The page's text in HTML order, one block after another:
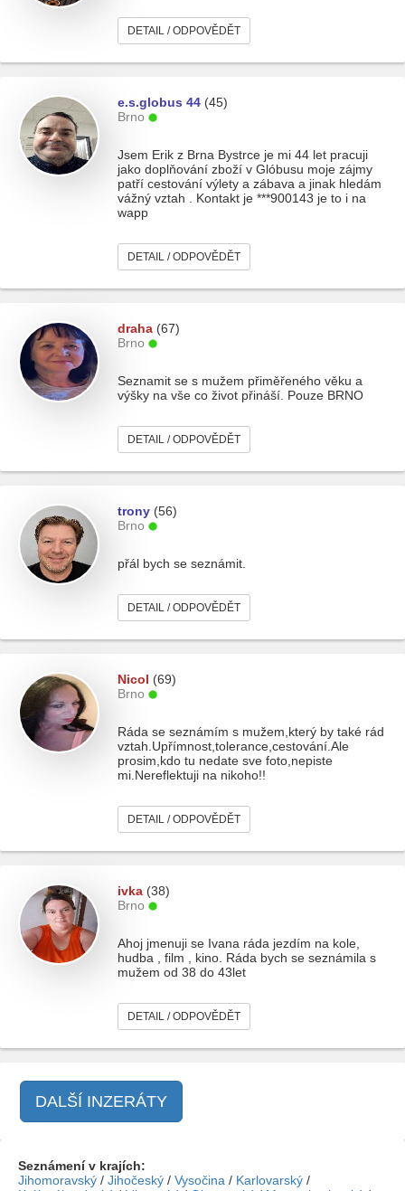
DETAIL / ODPOVĚDĚT
e.s.globus 44 (45)
Brno
Jsem Erik z Brna Bystrce je mi 44 let pracuji
jako doplňování zboží v Glóbusu moje zájmy
patří cestování výlety a zábava a jinak hledám
vážný vztah . Kontakt je ***900143 je to i na
wapp
DETAIL / ODPOVĚDĚT
draha (67)
Brno
Seznamit se s mužem přiměřeného věku a
výšky na vše co život přináší. Pouze BRNO
DETAIL / ODPOVĚDĚT
trony (56)
Brno
přál bych se seznámit.
DETAIL / ODPOVĚDĚT
Nicol (69)
Brno
Ráda se seznámím s mužem,který by také rád
vztah.Upřímnost,tolerance,cestování.Ale
prosim,kdo tu nedate sve foto,nepiste
mi.Nereflektuji na nikoho!!
DETAIL / ODPOVĚDĚT
ivka (38)
Brno
Ahoj jmenuji se Ivana ráda jezdím na kole,
hudba , film , kino. Ráda bych se seznámila s
mužem od 38 do 43let
DETAIL / ODPOVĚDĚT
DALŠÍ INZERÁTY
Seznámení v krajích:
Jihomoravský / Jihočeský / Vysočina / Karlovarský /